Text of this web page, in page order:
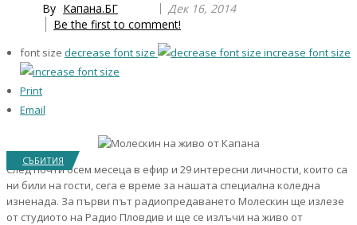
By Капана.БГ
Дек 16, 2014
Be the first to comment!
font size decrease font size increase font size
Print
Email
СЪБИТИЯ
След почти осем месеца в ефир и 29 интересни личности, които са
ни били на гости, сега е време за нашата специална коледна
изненада. За първи път радиопредаването Молескин ще излезе
от студиото на Радио Пловдив и ще се излъчи на живо от